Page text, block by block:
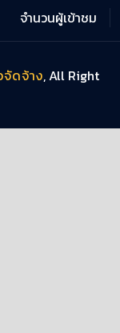
จำนวนผู้เข้าชม
ดจ้าง, All Right